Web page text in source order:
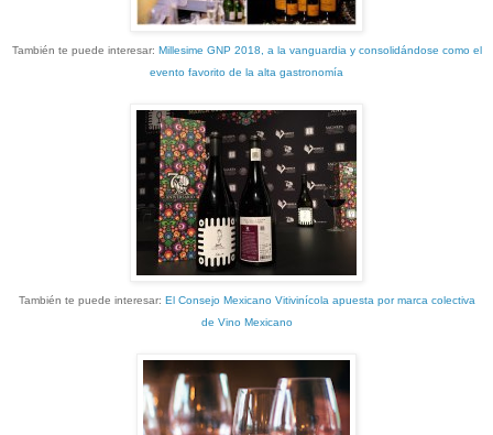
También te puede interesar: Millesime GNP 2018, a la vanguardia y consolidándose como el
evento favorito de la alta gastronomía
También te puede interesar: El Consejo Mexicano Vitivinícola apuesta por marca colectiva
de Vino Mexicano